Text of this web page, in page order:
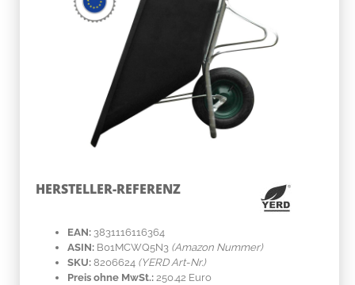
HERSTELLER-REFERENZ
EAN: 3831116116364
ASIN: B01MCWQ5N3 (Amazon Nummer)
SKU: 8206624 (YERD Art-Nr.)
Preis ohne MwSt.: 250.42 Euro